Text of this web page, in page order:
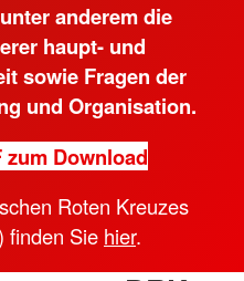
anderem die
haupt- und
sowie Fragen der
und Organisation.
zum Download
Roten Kreuzes
finden Sie hier.